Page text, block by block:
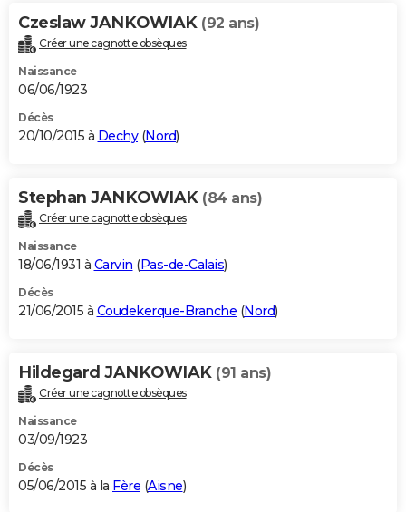
Czeslaw JANKOWIAK (92 ans)
Créer une cagnotte obsèques
Naissance
06/06/1923
Décès
20/10/2015 à Dechy(Nord)
Stephan JANKOWIAK (84 ans)
Créer une cagnotte obsèques
Naissance
18/06/1931 à Carvin (Pas-de-Calais)
Décès
21/06/2015 à Coudekerque-Branche (Nord)
Hildegard JANKOWIAK (91 ans)
Créer une cagnotte obsèques
Naissance
03/09/1923
Décès
05/06/2015 à la Fère (Aisne)